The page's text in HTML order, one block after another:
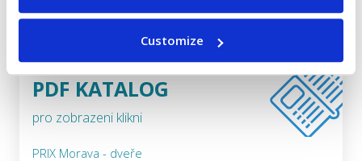
Customize
PDF KATALOG
pro zobrazeni klikni
PRIX Morava - dveře